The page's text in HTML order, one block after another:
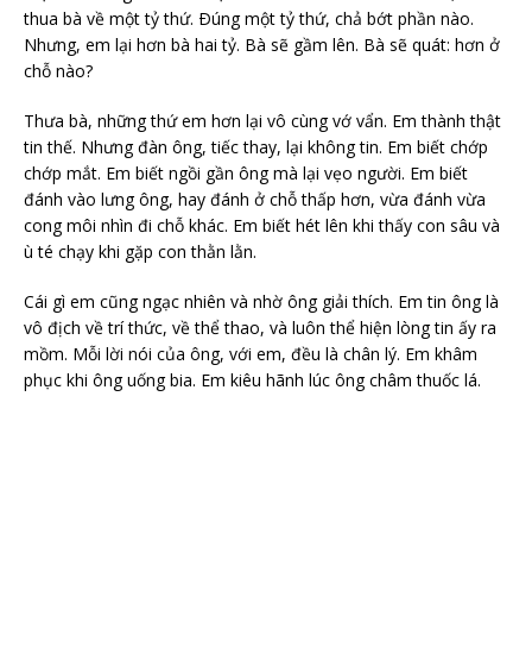
thua bà về một tỷ thứ. Ðúng một tỷ thứ, chả bớt phần nào.
Nhưng, em lại hơn bà hai tỷ. Bà sẽ gầm lên. Bà sẽ quát: hơn ở
chỗ nào?
Thưa bà, những thứ em hơn lại vô cùng vớ vẩn. Em thành thật
tin thế. Nhưng đàn ông, tiếc thay, lại không tin. Em biết chớp
chớp mắt. Em biết ngồi gần ông mà lại vẹo người. Em biết
đánh vào lưng ông, hay đánh ở chỗ thấp hơn, vừa đánh vừa
cong môi nhìn đi chỗ khác. Em biết hét lên khi thấy con sâu và
ù té chạy khi gặp con thằn lằn.
Cái gì em cũng ngạc nhiên và nhờ ông giải thích. Em tin ông là
vô địch về trí thức, về thể thao, và luôn thể hiện lòng tin ấy ra
mồm. Mỗi lời nói của ông, với em, đều là chân lý. Em khâm
phục khi ông uống bia. Em kiêu hãnh lúc ông châm thuốc lá.